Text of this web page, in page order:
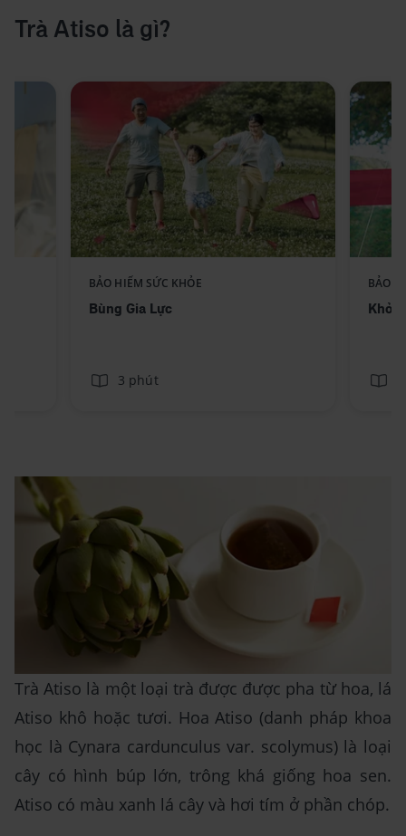
Trà Atiso là gì?
Replace component AIA -
BẢO HIỂM SỨC KHỎE
Bùng Gia Lực
3 phút
BẢO
Khỏe
Trà Atiso là một loại trà được được pha từ hoa, lá
Atiso khô hoặc tươi. Hoa Atiso (danh pháp khoa
học là Cynara cardunculus var. scolymus) là loại
cây có hình búp lớn, trông khá giống hoa sen.
Atiso có màu xanh lá cây và hơi tím ở phần chóp.